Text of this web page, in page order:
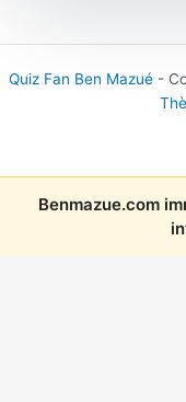
Quiz Fan Ben Mazué-
Benmazue.com